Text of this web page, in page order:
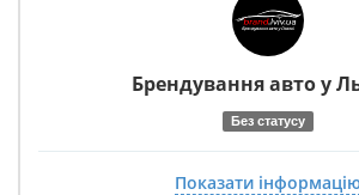
Брендування авто у
Без статусу
Показати